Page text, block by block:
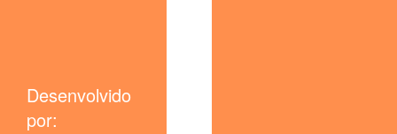
Desenvolvido
por: